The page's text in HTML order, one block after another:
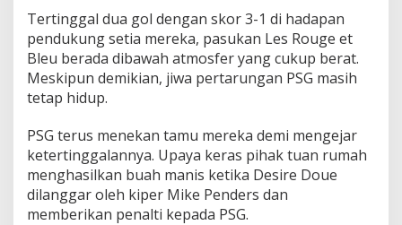
Tertinggal dua gol dengan skor 3-1 di hadapan
pendukung setia mereka, pasukan Les Rouge et
Bleu berada dibawah atmosfer yang cukup berat.
Meskipun demikian, jiwa pertarungan PSG masih
tetap hidup.
PSG terus menekan tamu mereka demi mengejar
ketertinggalannya. Upaya keras pihak tuan rumah
menghasilkan buah manis ketika Desire Doue
dilanggar oleh kiper Mike Penders dan
memberikan penalti kepada PSG.